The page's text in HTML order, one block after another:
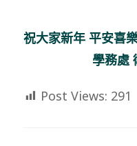
祝大家新年平安喜
學務處 衛生
Post Views: 291